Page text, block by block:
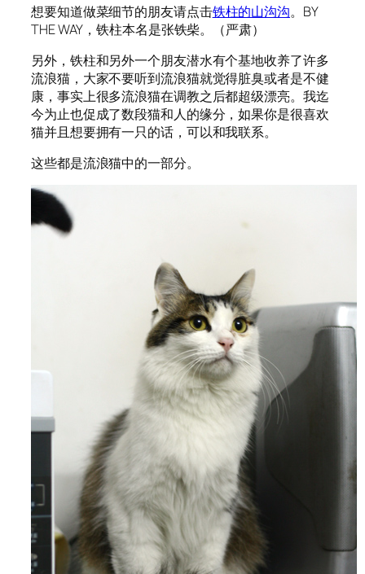
想要知道做菜细节的朋友请点击铁柱的山沟沟。BY
THE WAY，铁柱本名是张铁柴。（严肃）
另外，铁柱和另外一个朋友潜水有个基地收养了许多
流浪猫，大家不要听到流浪猫就觉得脏臭或者是不健
康，事实上很多流浪猫在调教之后都超级漂亮。我迄
今为止也促成了数段猫和人的缘分，如果你是很喜欢
猫并且想要拥有一只的话，可以和我联系。
这些都是流浪猫中的一部分。